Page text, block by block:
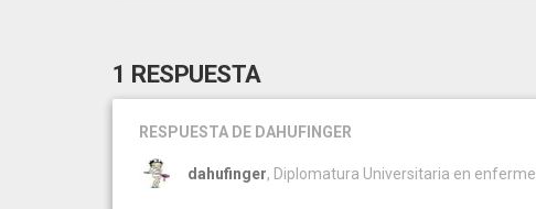
1 RESPUESTA
RESPUESTA DE DAHUFINGER
dahufinger, Diplomatura Universitaria en